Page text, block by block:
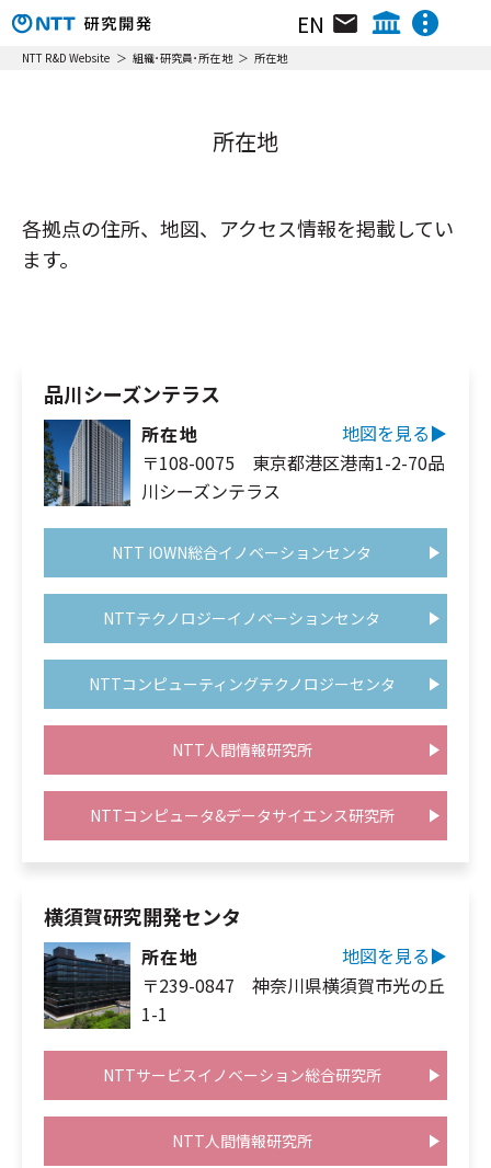
EN
NTT IOWN総合イノベーションセンタ
NTTコンピューティングテクノロジーセンタ
NTTアクセスサービスシステム研究所
NTT宇宙環境エネルギー研究所
NTT先端技術総合研究所
NTT未来ねっと研究所
NTT先端集積デバイス研究所
NTTコミュニケーション科学基礎研究所
NTT物性科学基礎研究所
総合研究所・研究所の一覧
特定分野の研究センタ一覧
NTT知的財産センタ
組織･研究員･所在地
イベント
NTTホーム 採用情報
NTT R&D Website 組織･研究員･所在地 所在地
所在地
各拠点の住所、地図、アクセス情報を掲載してい
ます。
品川シーズンテラス
所在地
〒108-0075 東京都港区港南1-2-70品
川シーズンテラス
地図を見る▶︎
NTT IOWN総合イノベーションセンタ
NTTテクノロジーイノベーションセンタ
NTTコンピューティングテクノロジーセンタ
NTT人間情報研究所
NTTコンピュータ&データサイエンス研究所
横須賀研究開発センタ
所在地
〒239-0847 神奈川県横須賀市光の丘
1-1
地図を見る▶︎
NTTサービスイノベーション総合研究所
NTT人間情報研究所